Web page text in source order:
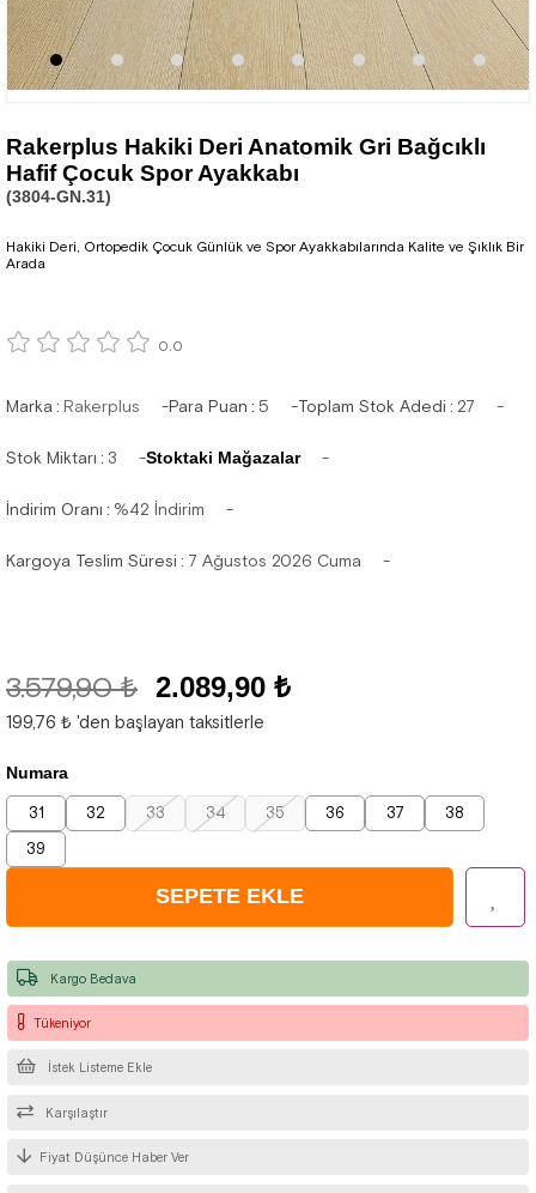
Rakerplus Hakiki Deri Anatomik Gri Bağcıklı
Hafif Çocuk Spor Ayakkabı
(3804-GN.31)
Hakiki Deri, Ortopedik Çocuk Günlük ve Spor Ayakkabılarında Kalite ve Şıklık Bir
Arada
0.0
Marka: Rakerplus Para Puan : 5 Toplam Stok Adedi : 27
Stok Miktarı : 3 Stoktaki Mağazalar
İndirim Oranı : %42 İndirim
Kargoya Teslim Süresi : 7 Ağustos 2026 Cuma
3.579,90 ₺ 2.089,90 ₺
199,76 ₺ 'den başlayan taksitlerle
Numara
31 32 33 34 35 36 37
38
39
Tükeniyor
İstek Listeme Ekle
Karşılaştır
Fiyat Düşünce Haber Ver
Kargo Bedava